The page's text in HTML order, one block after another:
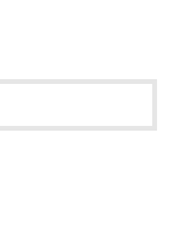
くれるポメくん。